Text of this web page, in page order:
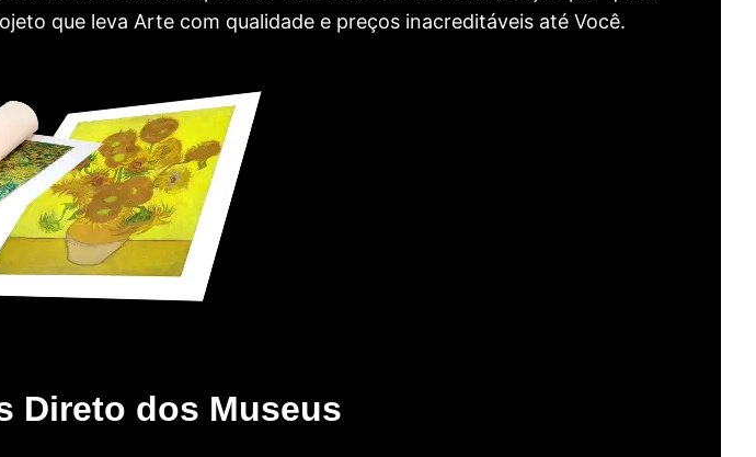
que leva Arte com qualidade e preços inacreditáveis até Você.
Direto dos Museus